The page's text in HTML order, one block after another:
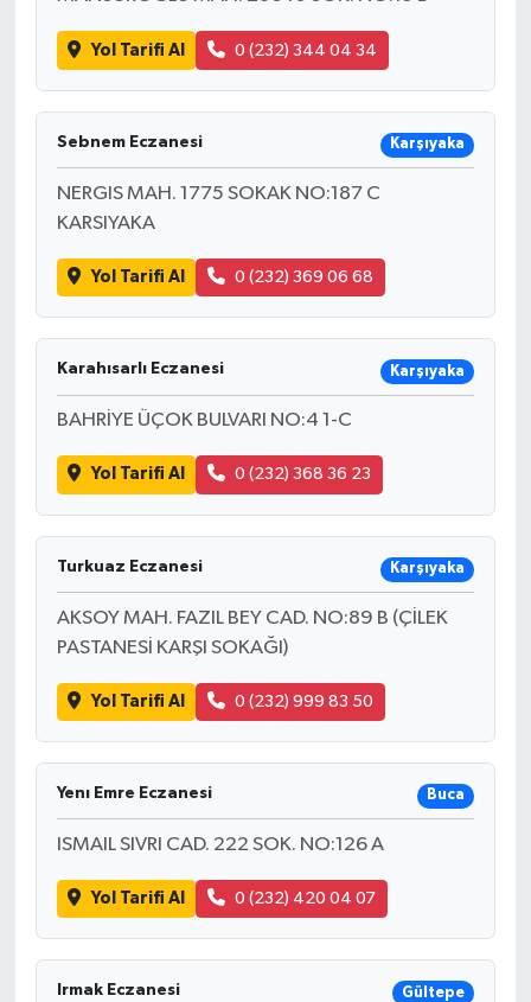
Yol Tarifi Al 0 (232) 344 04 34
Sebnem Eczanesi Karşıyaka
NERGIS MAH. 1775 SOKAK NO:187 C
KARSIYAKA
Yol Tarifi Al 0 (232) 369 06 68
Karahısarlı Eczanesi Karşıyaka
BAHRİYE ÜÇOK BULVARI NO:4 1-C
Yol Tarifi Al 0 (232) 368 36 23
Turkuaz Eczanesi Karşıyaka
AKSOY MAH. FAZIL BEY CAD. NO:89 B (ÇİLEK
PASTANESİ KARŞI SOKAĞI)
Yol Tarifi Al 0 (232) 999 83 50
Yenı Emre Eczanesi Buca
ISMAIL SIVRI CAD. 222 SOK. NO:126 A
Yol Tarifi Al 0 (232) 420 04 07
Irmak Eczanesi Gültepe